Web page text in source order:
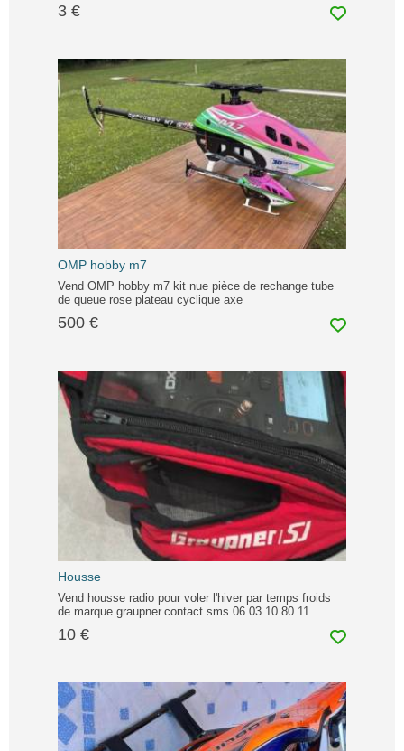
3 €
OMP hobby m7
Vend OMP hobby m7 kit nue pièce de rechange tube
de queue rose plateau cyclique axe
500 €
Housse
Vend housse radio pour voler l'hiver par temps froids
de marque graupner.contact sms 06.03.10.80.11
10 €